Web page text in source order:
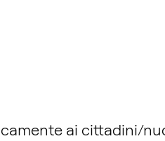
ai cittadini/